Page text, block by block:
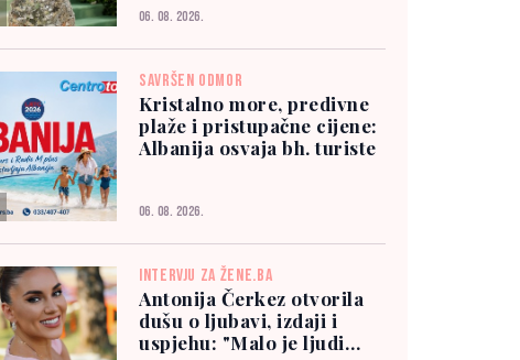
06. 08. 2026.
SAVRŠEN ODMOR
Kristalno more, predivne
plaže i pristupačne cijene:
Albanija osvaja bh. turiste
06. 08. 2026.
INTERVJU ZA ŽENE.BA
Antonija Čerkez otvorila
dušu o ljubavi, izdaji i
uspjehu: "Malo je ljudi